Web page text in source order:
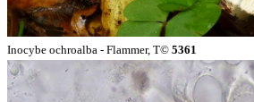
Inocybe ochroalba - Flammer, T© 5361